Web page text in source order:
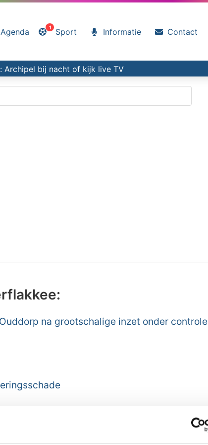
Agenda 1 Sport Informatie Contact
Archipel bij nacht of kijk live TV
na grootschalige inzet onder controle